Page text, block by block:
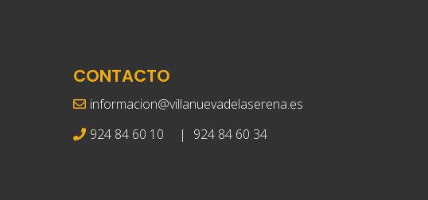
CONTACTO
informacion@villanuevadelaserena.es
924 84 60 10
| 924 84 60 34